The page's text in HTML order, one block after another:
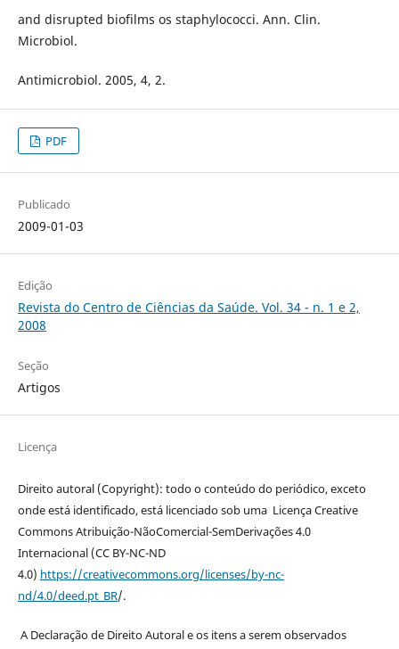
and disrupted biofilms os staphylococci. Ann. Clin.
Microbiol.
Antimicrobiol. 2005, 4, 2.
PDF
Publicado
2009-01-03
Edição
Revista do Centro de Ciências da Saúde. Vol. 34 - n. 1 e 2,
2008
Seção
Artigos
Licença
Direito autoral (Copyright): todo o conteúdo do periódico, exceto
onde está identificado, está licenciado sob uma Licença Creative
Commons Atribuição-NãoComercial-SemDerivações 4.0
Internacional (CC BY-NC-ND
4.0) https://creativecommons.org/licenses/by-nc-
nd/4.0/deed.pt_BR/.
A Declaração de Direito Autoral e os itens a serem observados